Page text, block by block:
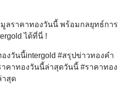
ลราคาทองวันนี้ พร้อมกลยุทธ์การ
ได้ที่นี่ !
งวันนี้intergold #สรุปข่าวทองคำ
คาทองวันนี้ล่าสุดวันนี้ #ราคาทอง
าสุด